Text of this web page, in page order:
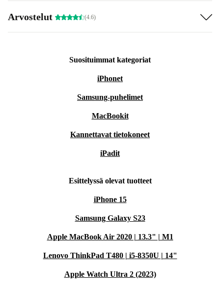
Arvostelut (4.6)
Suosituimmat kategoriat
iPhonet
Samsung-puhelimet
MacBookit
Kannettavat tietokoneet
iPadit
Esittelyssä olevat tuotteet
iPhone 15
Samsung Galaxy S23
Apple MacBook Air 2020 | 13.3" | M1
Lenovo ThinkPad T480 | i5-8350U | 14"
Apple Watch Ultra 2 (2023)